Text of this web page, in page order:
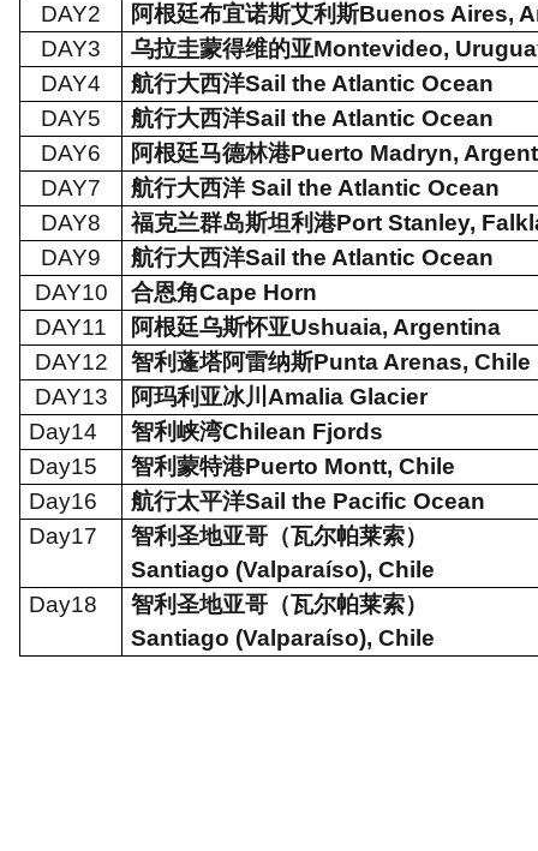
DAY2
阿根廷布宜诺斯艾利斯Buenos Aires,
DAY3
乌拉圭蒙得维的亚Montevideo,
DAY4
航行大西洋Sail the Atlantic Ocean
DAY5
航行大西洋Sail the Atlantic Ocean
DAY6
阿根廷马德林港Puerto Madryn,
DAY7
航行大西洋Sail the Atlantic Ocean
DAY8
福克兰群岛斯坦利港Port Stanley,
DAY9
航行大西洋Sail the Atlantic Ocean
DAY10
合恩角Cape Horn
DAY11
阿根廷乌斯怀亚Ushuaia, Argentina
DAY12
智利蓬塔阿雷纳斯Punta Arenas, Chile
DAY13
阿玛利亚冰川 Amalia Glacier
Day14
智利峡湾Chilean Fjords
Day15
智利蒙特港Puerto Montt, Chile
Day16
航行太平洋Sail the Pacific Ocean
Day17
智利圣地亚哥（瓦尔帕莱索）
Santiago (Valparaíso), Chile
Day18
智利圣地亚哥（瓦尔帕莱索）
Santiago (Valparaíso), Chile